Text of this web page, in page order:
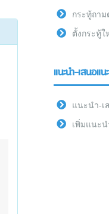
กระทู้ถา
ตั้งกระทู้ใ
แนะนำ-เสนอแนะ
แนะนำ-เ
เพิ่มแนะ